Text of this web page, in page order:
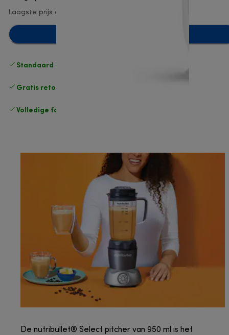
Laagste prijs afgelopen 30 dagen
Standaard gratis verzending
Gratis retourneren
Volledige fabrieksgarantie
De nutribullet® Select pitcher van 950 ml is het